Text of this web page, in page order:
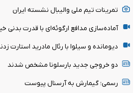
تمرینات تیم ملی والیبال نشسته ایران
آماده‌سازی مدافع ارگوئه‌ای با قدرت بدنی
دیومانده و سیلوا با رئال مادرید استارت
دو خروجی جدید بارسلونا مشخص شدند
رسمی؛ گیمارش به آرسنال پیوست